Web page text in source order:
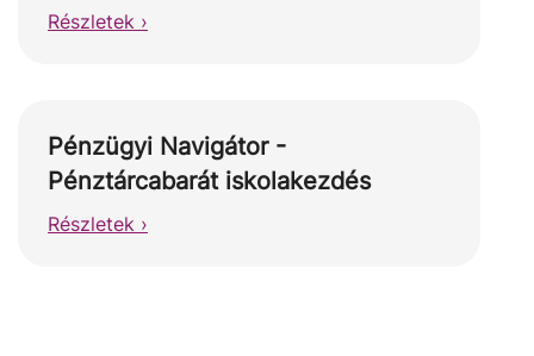
Részletek ›
Pénzügyi Navigátor -
Pénztárcabarát iskolakezdés
Részletek ›